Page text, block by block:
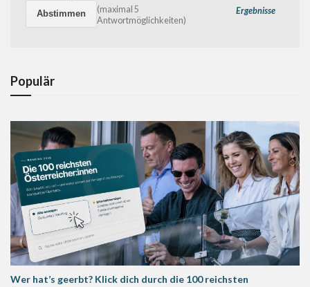
Ergebnisse
(maximal 5
Antwortmöglichkeiten)
Populär
Wer hat’s geerbt? Klick dich durch die 100 reichsten